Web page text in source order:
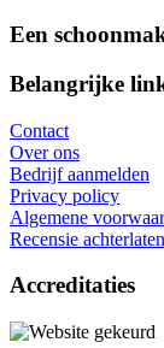
Een
Belangrijke
Contact
Over ons
Bedrijf aanmelden
Privacy policy
Algemene
Recensie achterlaten
Accreditaties